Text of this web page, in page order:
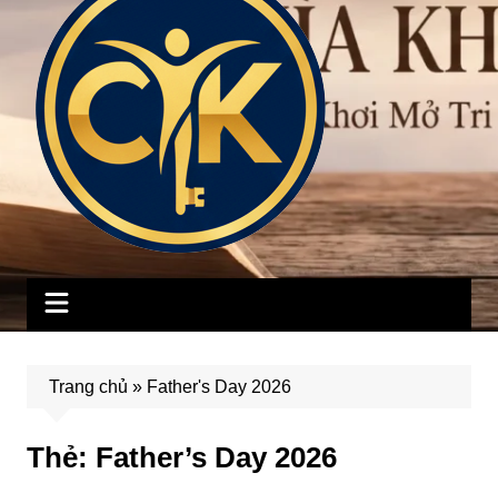
Trang chủ » Father's Day 2026
Thẻ: Father’s Day 2026